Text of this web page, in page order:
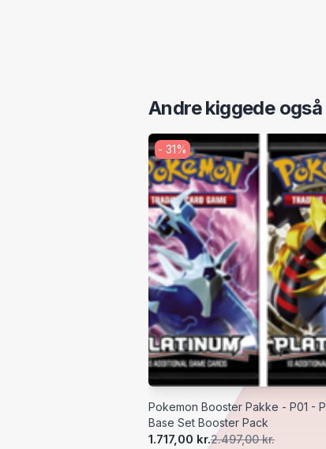
Andre kiggede også
- 31%
Pokemon Booster Pakke - P01 -
Base Set Booster Pack
1.717,00 kr.2.497,00 kr.